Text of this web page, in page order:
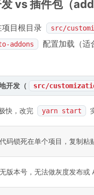
vs 插件包（
目根目录 src/
addons
配置加载（适
开发（ src/
快，改完 yarn start
码锁死在单个项目，复制粘
版本号，无法做灰度发布或